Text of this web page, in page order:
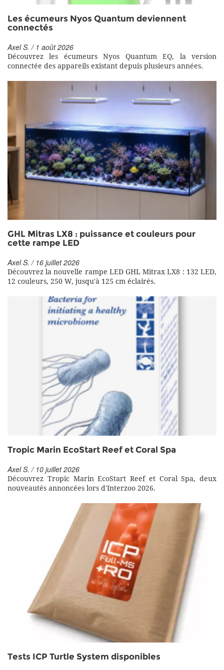
Les écumeurs Nyos Quantum deviennent
connectés
Axel S. / 1 août 2026
Découvrez les écumeurs Nyos Quantum EQ, la version
connectée des appareils existant depuis plusieurs années.
GHL Mitras LX8 : puissance et couleurs pour
cette rampe LED
Axel S. / 16 juillet 2026
Découvrez la nouvelle rampe LED GHL Mitrax LX8 : 132 LED,
12 couleurs, 250 W, jusqu'à 125 cm éclairés.
Tropic Marin EcoStart Reef et Coral Spa
Axel S. / 10 juillet 2026
Découvrez Tropic Marin EcoStart Reef et Coral Spa, deux
nouveautés annoncées lors d'Interzoo 2026.
Tests ICP Turtle System disponibles